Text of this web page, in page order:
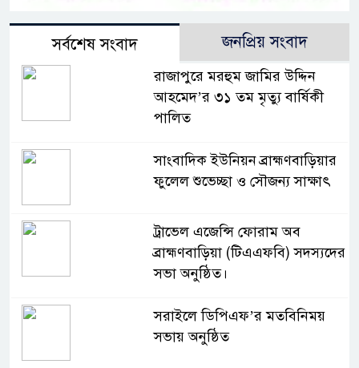
সর্বশেষ সংবাদ জনপ্রিয় সংবাদ
রাজাপুরে মরহুম জামির উদ্দিন
আহমেদ’র ৩১ তম মৃত্যু বার্ষিকী
পালিত
সাংবাদিক ইউনিয়ন ব্রাহ্মণবাড়িয়ার
ফুলেল শুভেচ্ছা ও সৌজন্য সাক্ষাৎ
ট্রাভেল এজেন্সি ফোরাম অব
ব্রাহ্মণবাড়িয়া (টিএএফবি) সদস্যদের
সভা অনুষ্ঠিত।
সরাইলে ডিপিএফ’র মতবিনিময়
সভায় অনুষ্ঠিত